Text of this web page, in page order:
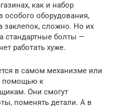
как и набор
особого оборудования,
заклепок, сложно. Но их
стандартные болты —
работать хуже.
в самом механизме или
помощью к
Они смогут
поменять детали. А в